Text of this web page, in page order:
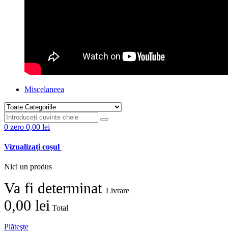
Miscelaneea
0 zero 0,00 lei
Vizualizați coșul
Nici un produs
Va fi determinat Livrare
0,00 lei Total
Plăteşte